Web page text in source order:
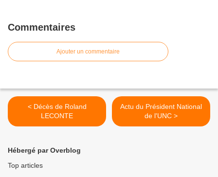
Commentaires
Ajouter un commentaire
< Décès de Roland
LECONTE
Actu du Président National
de l'UNC >
Hébergé par Overblog
Top articles